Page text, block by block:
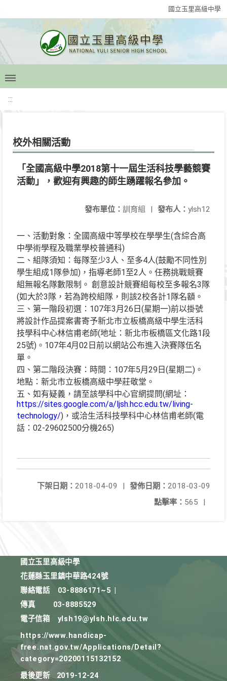
國立玉里高級中學
:::
校外相關活動
「全國高級中學2018第十一屆生活科技學藝競賽
活動」，歡迎有興趣的師生踴躍報名參加。
發布人： ylsh12
發布單位： 訓育組 |
一、活動對象：全國高級中等學校在學學生(含綜合高
中學術學程及職業學校普通科)
二、組隊須知：每隊至少3人、至多4人(鼓勵不同性別
學生組成1隊參加)，指導老師1至2人。任務挑戰競賽
組無報名隊數限制。 創意設計競賽組每校至多報名3隊
(如大於3隊，若為跨校組隊，則該2校各計1隊名額。
三、第一階段初選：107年3月26日(星期一)前以掛號
將設計作品提案書寄予新北市立板橋高級中學生活科
技學科中心林信甫老師(地址：新北市板橋區文化路1段
25號)。107年4月02日前以網站公布進入決賽隊伍名
單。
四、第二階段決賽：時間：107年5月29日(星期二)。
地點：新北市立板橋高級中學莊敬堂。
五、如有疑義，請至該學科中心官網提問(網址：
https://sites.google.com/a/ljsh.hcc.edu.tw/living-
technology/)，或洽生活科技學科中心林信甫老師(電
話：02-29602500分機265)
發佈日期： 2018-03-09
下架日期： 2018-04-09
|
點擊率： 565 |
國立玉里高級中學
花蓮縣玉里鎮中華路424號
聯絡電話
03-8886171~5
傳真
03-8885529
電子信箱
ylsh19@ylsh.hlc.edu.tw
https://www.handicap-
free.nat.gov.tw/Applications/Detail?
category=20200115132152
最後更新
2019-12-24